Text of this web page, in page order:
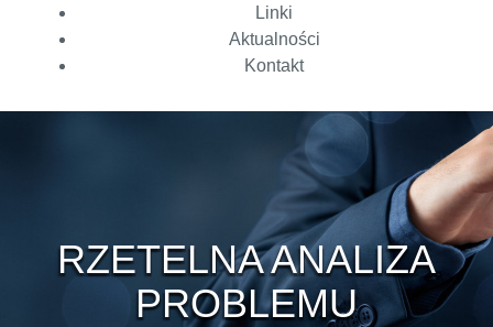
Linki
Aktualności
Kontakt
RZETELNA ANALIZA
PROBLEMU